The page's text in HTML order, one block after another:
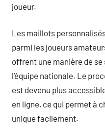
joueur.
Les maillots
parmi les joueurs
offrent une manière de
l’équipe nationale. Le
est devenu plus
en ligne, ce qui permet à
unique facilement.